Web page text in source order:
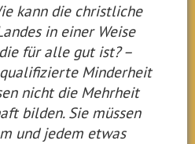
kann die christliche
in einer Weise
für alle gut ist? –
Minderheit
nicht die Mehrheit
bilden. Sie müssen
und jedem etwas